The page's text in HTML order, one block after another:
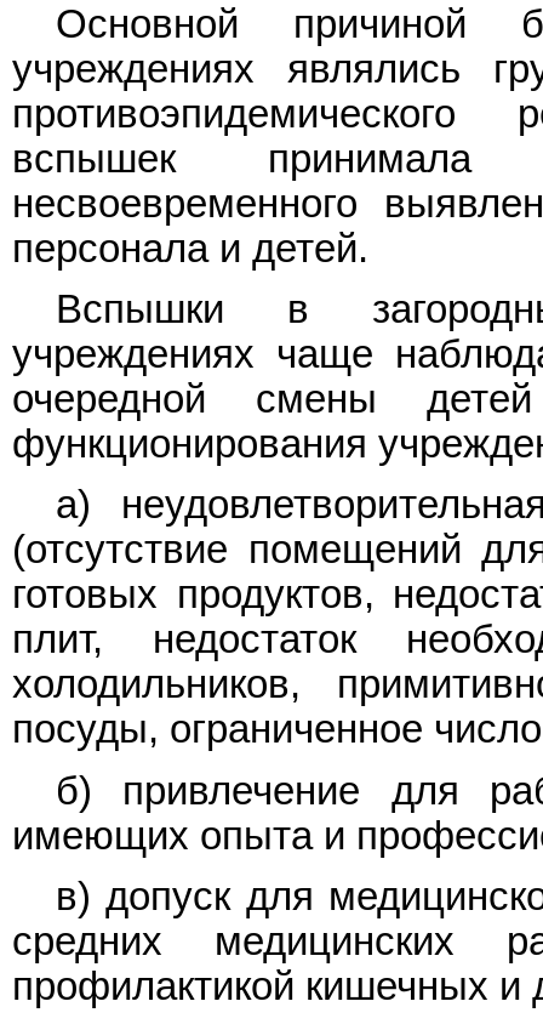
Основной причиной
учреждениях являлись
вспышек принимала
несвоевременного
персонала и детей.
Вспышки в
учреждениях чаще
очередной смены
функционирования
а)
(отсутствие помещений
готовых продуктов,
плит, недостаток
холодильников,
посуды, ограниченное
б) привлечение для
имеющих опыта и
в) допуск для
средних медицинских
профилактикой кишечных и